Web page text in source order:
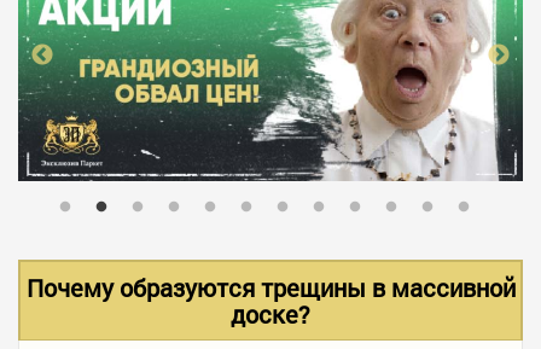
АССОРТИМЕНТ
В НАЛИЧИИ
АКЦИИ
Почему образуются трещины в массивной
доске?